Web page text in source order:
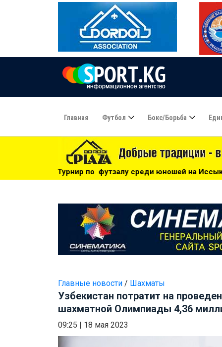
Главная Футбол Бокс/борьба
среди юношей на Иссык-Куле: «Бишкек» -
Главные новости / Шахматы
Узбекистан потратит на
шахматной Олимпиады 4,36
09:25 18 мая 2023